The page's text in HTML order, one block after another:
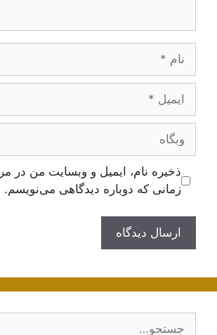
ایمیل
وبگاه
ذخیره نام، ایمیل و وبسایت من در
زمانی که دوباره دیدگاهی می‌نویسم.